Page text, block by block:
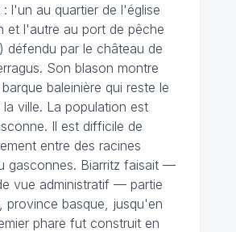
: l'un au quartier de l'église
et l'autre au port de pêche
défendu par le château de
Son blason montre
baleinière qui reste le
ville. La population est
Il est difficile de
entre des racines
gasconnes. Biarritz faisait —
vue administratif — partie
province basque, jusqu'en
phare fut construit en